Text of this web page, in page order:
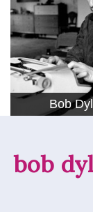
Bob
bob